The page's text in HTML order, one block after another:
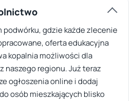
podwórku, gdzie każde zlecenie
oferta edukacyjna
kopalnia możliwości dla
naszego regionu. Już teraz
ogłoszenia online i dodaj
osób mieszkających blisko